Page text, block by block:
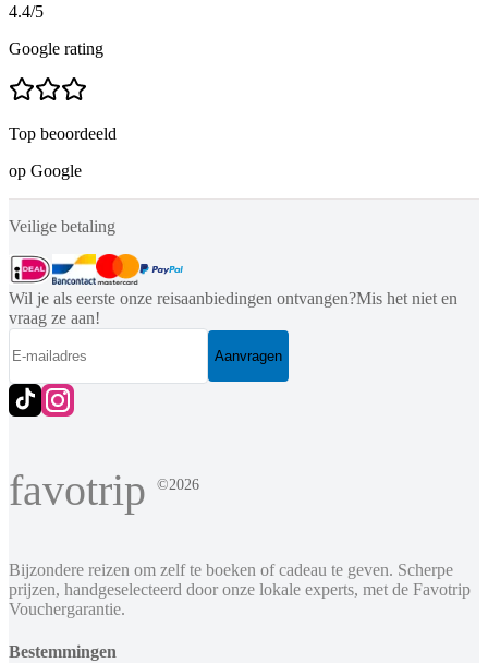
4.4/5
Google rating
Top beoordeeld
op Google
Veilige betaling
Wil je als eerste onze reisaanbiedingen ontvangen?Mis het niet en
vraag ze aan!
Aanvragen
favotrip ©2026
Bijzondere reizen om zelf te boeken of cadeau te geven. Scherpe
prijzen, handgeselecteerd door onze lokale experts, met de Favotrip
Vouchergarantie.
Bestemmingen